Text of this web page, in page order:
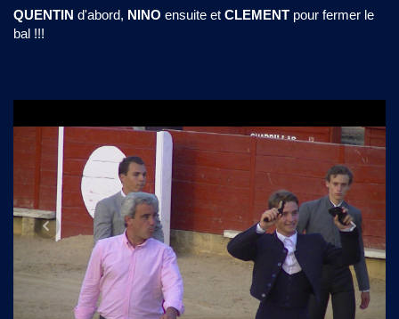
QUENTIN d'abord, NINO ensuite et CLEMENT pour fermer le
bal !!!